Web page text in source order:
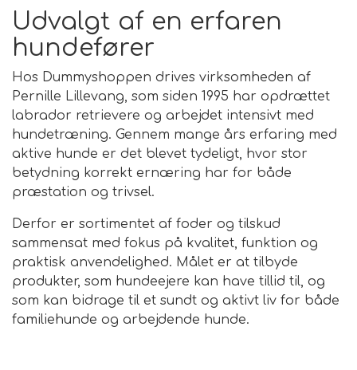
Udvalgt af en erfaren
hundefører
Hos Dummyshoppen drives virksomheden af
Pernille Lillevang, som siden 1995 har opdrættet
labrador retrievere og arbejdet intensivt med
hundetræning. Gennem mange års erfaring med
aktive hunde er det blevet tydeligt, hvor stor
betydning korrekt ernæring har for både
præstation og trivsel.
Derfor er sortimentet af foder og tilskud
sammensat med fokus på kvalitet, funktion og
praktisk anvendelighed. Målet er at tilbyde
produkter, som hundeejere kan have tillid til, og
som kan bidrage til et sundt og aktivt liv for både
familiehunde og arbejdende hunde.